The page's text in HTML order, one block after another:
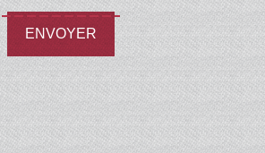
ENVOYER